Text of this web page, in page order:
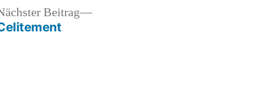
Beitrag
Nächster